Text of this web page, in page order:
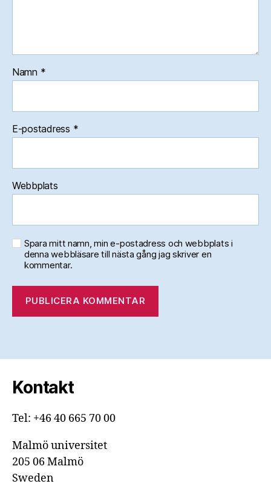
Namn *
E-postadress *
Webbplats
Spara mitt namn, min e-postadress och webbplats i
denna webbläsare till nästa gång jag skriver en
kommentar.
Kontakt
Tel: +46 40 665 70 00
Malmö universitet
205 06 Malmö
Sweden